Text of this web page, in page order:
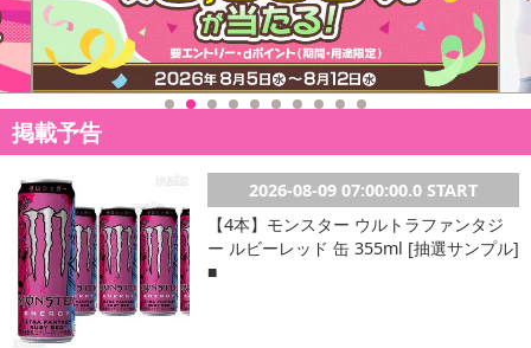
配送伝票番号がマイページに表示されない場合もございます。予
めご了承ください。
発送日カレンダー
掲載予告
2026-08-09 07:00:00.0 START
【4本】モンスター ウルトラファンタジ
ー ルビーレッド 缶 355ml [抽選サンプル]
■